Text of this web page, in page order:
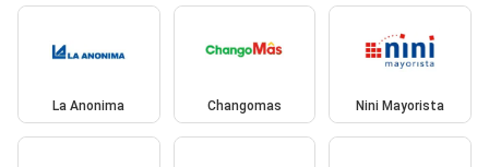
La Anonima Changomas Nini Mayorista